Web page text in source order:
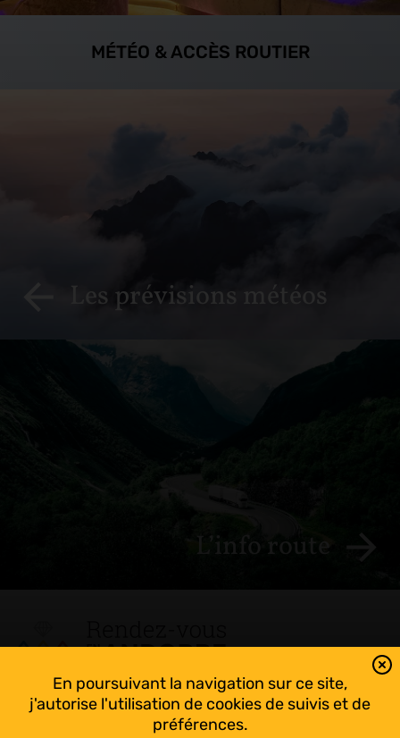
En poursuivant la navigation sur ce site,
j'autorise l'utilisation de cookies de suivis et de
préférences.
MÉTÉO & ACCÈS ROUTIER
Les prévisions météos
Tout suivre sur l’Andorre!
Facebook